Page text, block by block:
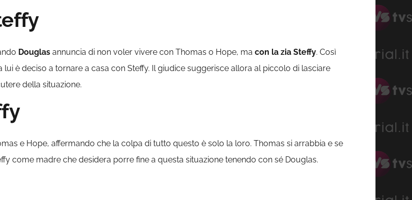
Douglas annuncia di non voler vivere con Thomas o Hope, ma con la zia Steffy. Così
è deciso a tornare a casa con Steffy. Il giudice suggerisce allora al piccolo di lasciare
della situazione.
e Hope, affermando che la colpa di tutto questo è solo la loro. Thomas si arrabbia e se
come madre che desidera porre fine a questa situazione tenendo con sé Douglas.